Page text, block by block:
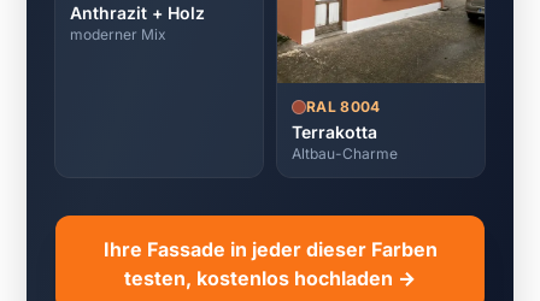
Anthrazit + Holz
moderner Mix
RAL 8004
Terrakotta
Altbau-Charme
Ihre Fassade in jeder dieser Farben
testen, kostenlos hochladen →